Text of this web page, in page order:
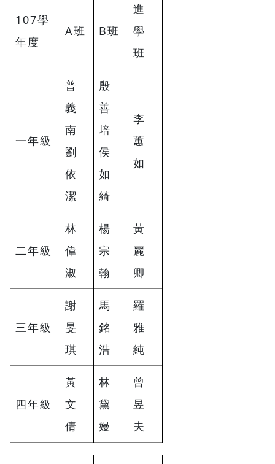
107學
年度
A班 B班
進
學
班
一年級
普
義
南
劉
依
潔
殷
善
培
侯
如
綺
李
蕙
如
二年級
林
偉
淑
楊
宗
翰
黃
麗
卿
三年級
謝
旻
琪
馬
銘
浩
羅
雅
純
四年級
黃
文
倩
林
黛
嫚
曾
昱
夫